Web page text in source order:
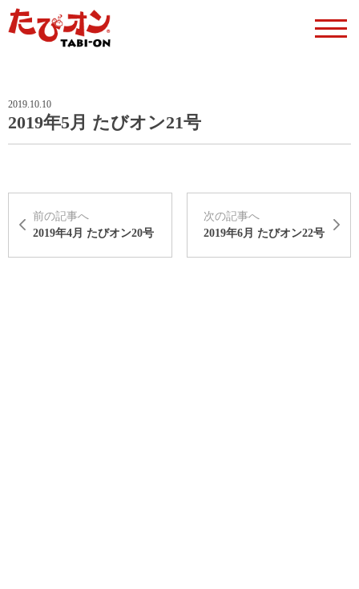
2019.10.10
2019年5月 たびオン21号
前の記事へ
2019年4月 たびオン20号
次の記事へ
2019年6月 たびオン22号